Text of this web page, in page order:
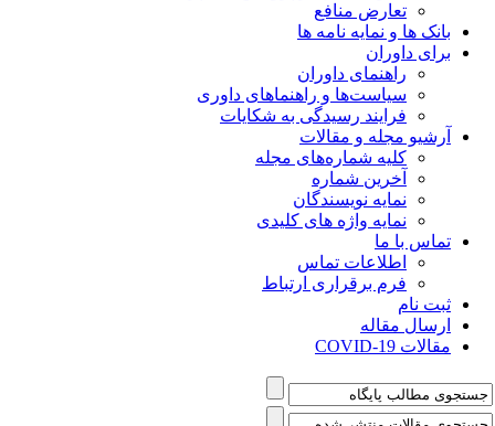
تعارض منافع
بانک ها و نمایه نامه ها
برای داوران
راهنمای داوران
سیاست‌ها و راهنماهای داوری
فرایند رسیدگی به شکایات
آرشیو مجله و مقالات
کلیه شماره‌های مجله
آخرین شماره
نمایه نویسندگان
نمایه واژه های کلیدی
تماس با ما
اطلاعات تماس
فرم برقراری ارتباط
ثبت نام
ارسال مقاله
مقالات COVID-19